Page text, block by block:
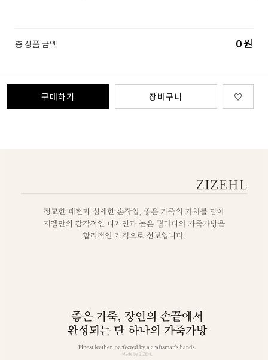
총 상품 금액 0원
구매하기 장바구니 ♡